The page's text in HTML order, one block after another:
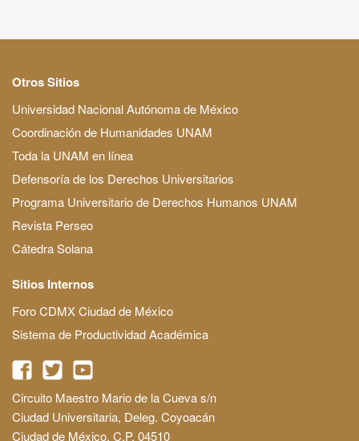
Otros Sitios
Universidad Nacional Autónoma de México
Coordinación de Humanidades UNAM
Toda la UNAM en línea
Defensoría de los Derechos Universitarios
Programa Universitario de Derechos Humanos UNAM
Revista Perseo
Cátedra Solana
Sitios Internos
Foro CDMX Ciudad de México
Sistema de Productividad Académica
Circuito Maestro Mario de la Cueva s/n
Ciudad Universitaria, Deleg. Coyoacán
Ciudad de México, C.P. 04510